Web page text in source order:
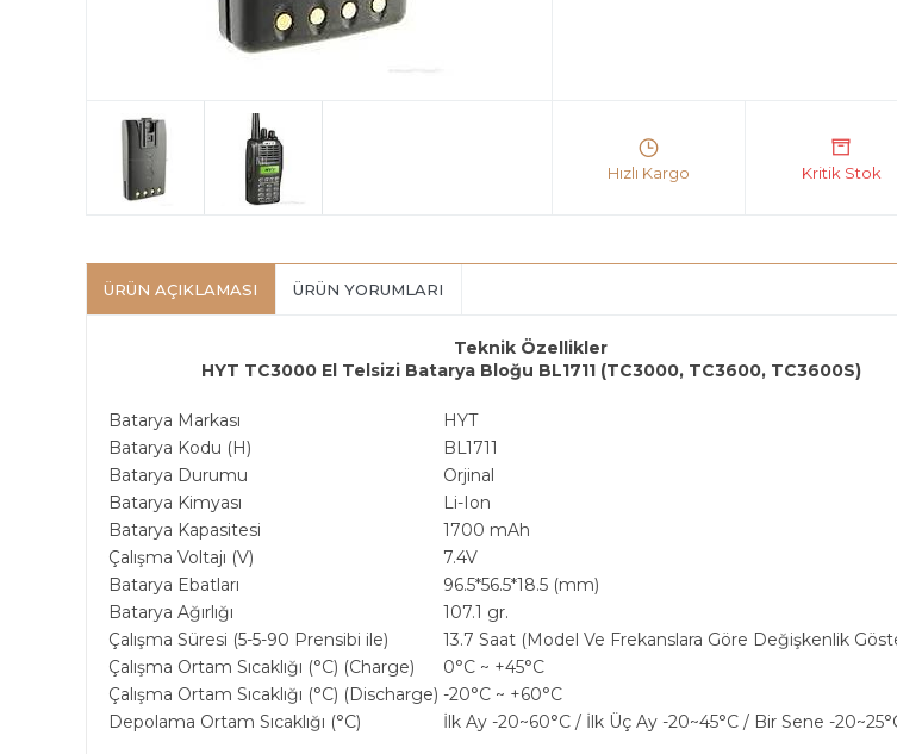
ÜRÜN AÇIKLAMASI ÜRÜN YORUMLARI
Teknik Özellikler
HYT TC3000 El Telsizi Batarya Bloğu BL1711 (TC3000, TC3600, TC3600S)
Batarya Markası
HYT
Batarya Kodu (H)
BL1711
Batarya Durumu
Orjinal
Batarya Kimyası
Li-Ion
Batarya Kapasitesi
1700 mAh
Çalışma Voltajı (V)
7.4V
Batarya Ebatları
96.5*56.5*18.5 (mm)
Batarya Ağırlığı
107.1 gr.
Çalışma Süresi (5-5-90 Prensibi ile)
13.7 Saat (Model Ve Frekanslara Göre Değişkenlik
Çalışma Ortam Sıcaklığı (°C) (Charge)
0°C ~ +45°C
Çalışma Ortam Sıcaklığı (°C) (Discharge) -20°C ~ +60°C
Depolama Ortam Sıcaklığı (°C)
İlk Ay -20~60°C / İlk Üç Ay -20~45°C / Bir Sene -